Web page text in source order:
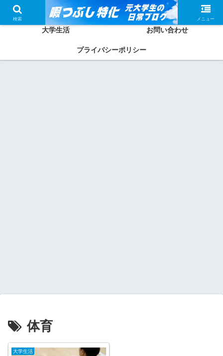
ホーム かしわってどんな人？
大学生活 お問い合わせ
プライバシーポリシー
体育
大学生活
検索 メニュー